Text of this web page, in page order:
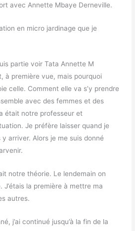
avec Annette Mbaye Derneville.
en micro jardinage que je
partie voir Tata Annette M
à première vue, mais pourquoi
celle. Comment elle va s’y prendre
avec des femmes et des
était notre professeur et
Je préfère laisser quand je
arriver. Alors je me suis donné
notre théorie. Le lendemain on
la première à mettre ma
autres.
j’ai continué jusqu’à la fin de la